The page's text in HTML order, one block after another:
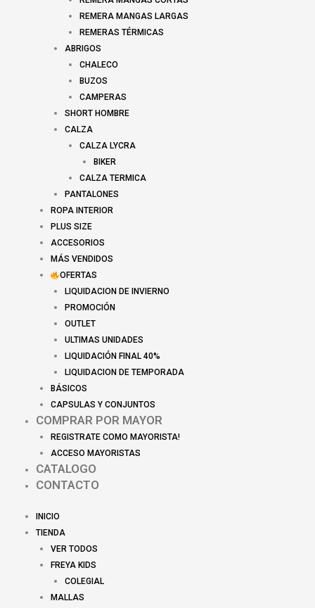
REMERA MANGAS LARGAS
REMERAS TÉRMICAS
ABRIGOS
CHALECO
BUZOS
CAMPERAS
SHORT HOMBRE
CALZA
CALZA LYCRA
BIKER
CALZA TERMICA
PANTALONES
ROPA INTERIOR
PLUS SIZE
ACCESORIOS
MÁS VENDIDOS
OFERTAS
LIQUIDACION DE INVIERNO
PROMOCIÓN
OUTLET
ULTIMAS UNIDADES
LIQUIDACIÓN FINAL 40%
LIQUIDACION DE TEMPORADA
BÁSICOS
CAPSULAS Y CONJUNTOS
COMPRAR POR MAYOR
REGISTRATE COMO MAYORISTA!
ACCESO MAYORISTAS
CATALOGO
CONTACTO
INICIO
TIENDA
VER TODOS
FREYA KIDS
COLEGIAL
MALLAS